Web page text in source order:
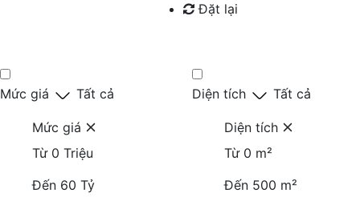
Đặt lại
Mức giá Tất cả
Mức giá
Từ 0 Triệu
Đến 60 Tỷ
Diện tích Tất cả
Diện tích
Từ 0 m²
Đến 500 m²